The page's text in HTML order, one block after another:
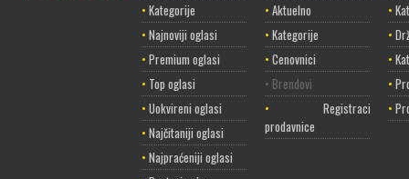
• Kategorije
• Najnoviji oglasi
• Premium oglasi
• Top oglasi
• Uokvireni oglasi
• Najčitaniji oglasi
• Najpraćeniji oglasi
• Aktuelno
• Kategorije
• Cenovnici
• Brendovi
• Registracija
prodavnice
•
•
•
•
•